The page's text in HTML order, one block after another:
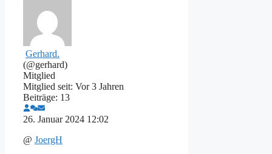
Gerhard.
(@gerhard)
Mitglied
Mitglied seit: Vor 3 Jahren
Beiträge: 13
26. Januar 2024 12:02
@ JoergH